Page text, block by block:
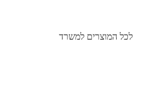
לכל המוצרים למשרד